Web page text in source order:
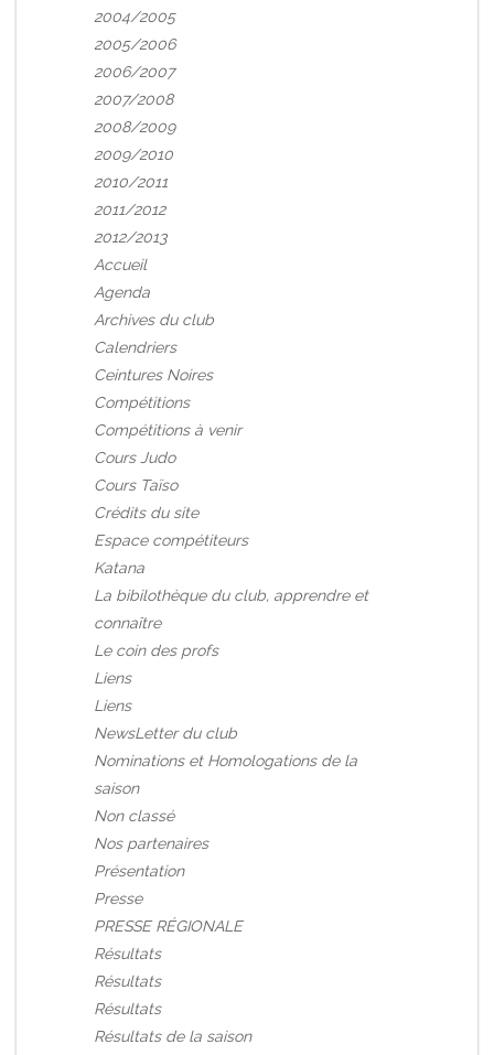
2004/2005
2005/2006
2006/2007
2007/2008
2008/2009
2009/2010
2010/2011
2011/2012
2012/2013
Accueil
Agenda
Archives du club
Calendriers
Ceintures Noires
Compétitions
Compétitions à venir
Cours Judo
Cours Taïso
Crédits du site
Espace compétiteurs
Katana
La bibilothèque du club, apprendre et
connaître
Le coin des profs
Liens
Liens
NewsLetter du club
Nominations et Homologations de la
saison
Non classé
Nos partenaires
Présentation
Presse
PRESSE RÉGIONALE
Résultats
Résultats
Résultats
Résultats de la saison